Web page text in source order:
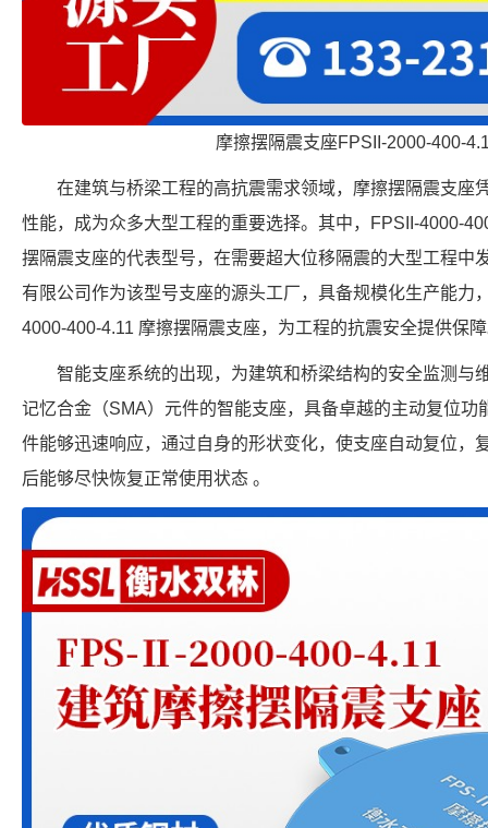
摩擦摆隔震支座FPSII-2000-400-
在建筑与桥梁工程的高抗震需求领域，摩擦摆隔震支座
性能，成为众多大型工程的重要选择。其中，FPSII-4000-
摆隔震支座的代表型号，在需要超大位移隔震的大型工程中
有限公司作为该型号支座的源头工厂，具备规模化生产能力
4000-400-4.11 摩擦摆隔震支座，为工程的抗震安全提供保
智能支座系统的出现，为建筑和桥梁结构的安全监测与
记忆合金（SMA）元件的智能支座，具备卓越的主动复位功
件能够迅速响应，通过自身的形状变化，使支座自动复位，
后能够尽快恢复正常使用状态 。